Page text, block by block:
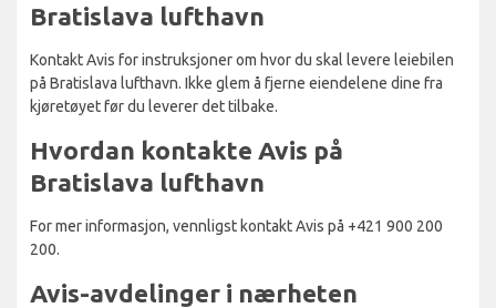
Bratislava lufthavn
Kontakt Avis for instruksjoner om hvor du skal levere leiebilen
på Bratislava lufthavn. Ikke glem å fjerne eiendelene dine fra
kjøretøyet før du leverer det tilbake.
Hvordan kontakte Avis på
Bratislava lufthavn
For mer informasjon, vennligst kontakt Avis på +421 900 200
200.
Avis-avdelinger i nærheten